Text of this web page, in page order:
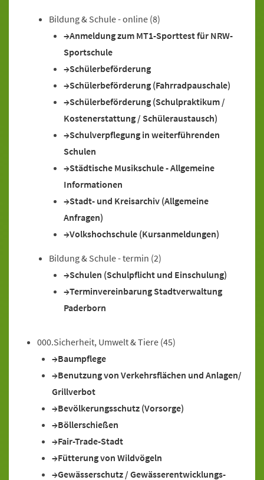
Bildung & Schule - online (8)
Anmeldung zum MT1-Sporttest für NRW-
Sportschule
Schülerbeförderung
Schülerbeförderung (Fahrradpauschale)
Schülerbeförderung (Schulpraktikum /
Kostenerstattung / Schüleraustausch)
Schulverpflegung in weiterführenden
Schulen
Städtische Musikschule - Allgemeine
Informationen
Stadt- und Kreisarchiv (Allgemeine
Anfragen)
Volkshochschule (Kursanmeldungen)
Bildung & Schule - termin (2)
Schulen (Schulpflicht und Einschulung)
Terminvereinbarung Stadtverwaltung
Paderborn
000.Sicherheit, Umwelt & Tiere (45)
Baumpflege
Benutzung von Verkehrsflächen und Anlagen/
Grillverbot
Bevölkerungsschutz (Vorsorge)
Böllerschießen
Fair-Trade-Stadt
Fütterung von Wildvögeln
Gewässerschutz / Gewässerentwicklungs-